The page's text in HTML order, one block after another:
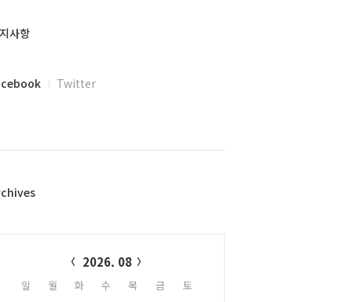
사항
Twitter
2026. 08
일 월 화 수 목 금
토